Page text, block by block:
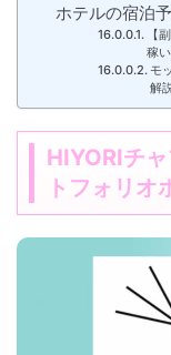
ホテルの宿泊
【
稼い
モ
解
HIYORIチ
トフォリオ